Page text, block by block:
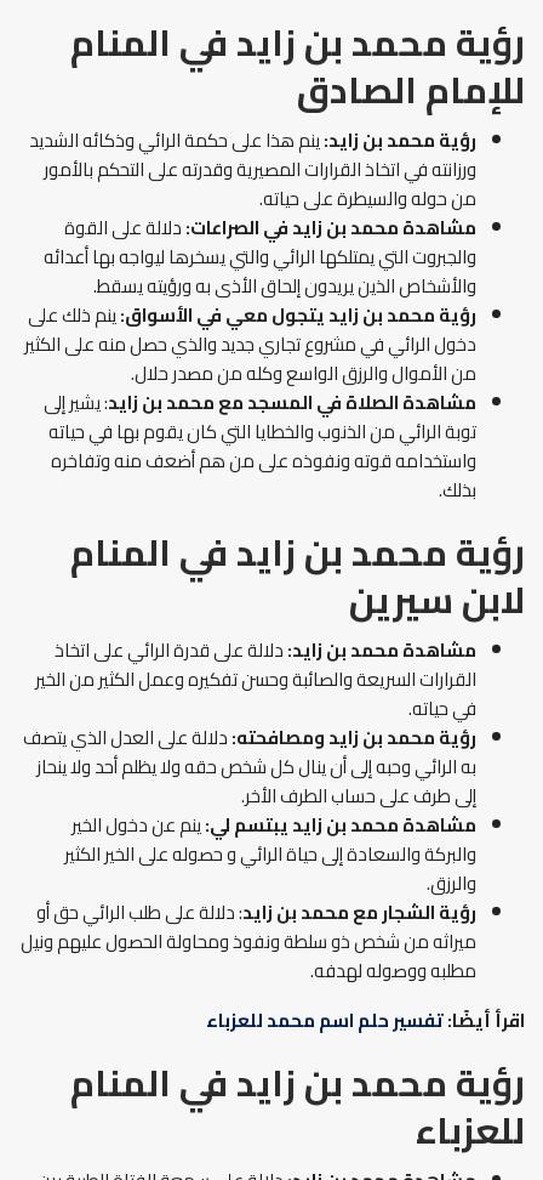
رؤية محمد بن زايد في المنام
للإمام الصادق
رؤية محمد بن زايد:ينم هذا على حكمة الرائي وذكائه الشديد
ورزانته في اتخاذ القرارات المصيرية وقدرته على التحكم بالأمور
من حوله والسيطرة على حياته.
مشاهدة محمد بن زايد في الصراعات:دلالة على القوة
والجبروت التي يمتلكها الرائي والتي يسخرها ليواجه بها أعدائه
والأشخاص الذين يريدون إلحاق الأذى به ورؤيته يسقط.
رؤية محمد بن زايد يتجول معي في الأسواق:ينم ذلك على
دخول الرائي في مشروع تجاري جديد والذي حصل منه على الكثير
من الأموال والرزق الواسع وكله من مصدر حلال.
مشاهدة الصلاة في المسجد مع محمد بن زايد: يشير إلى
توبة الرائي من الذنوب والخطايا التي كان يقوم بها في حياته
واستخدامه قوته ونفوذه على من هم أضعف منه وتفاخره
بذلك.
رؤية محمد بن زايد في المنام
لابن سيرين
مشاهدة محمد بن زايد:دلالة على قدرة الرائي على اتخاذ
القرارات السريعة والصائبة وحسن تفكيره وعمل الكثير من الخير
في حياته.
رؤية محمد بن زايد ومصافحته:دلالة على العدل الذي يتصف
به الرائي وحبه إلى أن ينال كل شخص حقه ولا يظلم أحد ولا ينحاز
إلى طرف على حساب الطرف الأخر.
مشاهدة محمد بن زايد يبتسم لي:ينم عن دخول الخير
والبركة والسعادة إلى حياة الرائي و حصوله على الخير الكثير
والرزق.
رؤية الشجار مع محمد بن زايد: دلالة على طلب الرائي حق أو
ميراثه من شخص ذو سلطة ونفوذ ومحاولة الحصول عليهم ونيل
مطلبه ووصوله لهدفه.
اقرأ أيضًا:تفسير حلم اسم محمد للعزباء
رؤية محمد بن زايد في المنام
للعزباء